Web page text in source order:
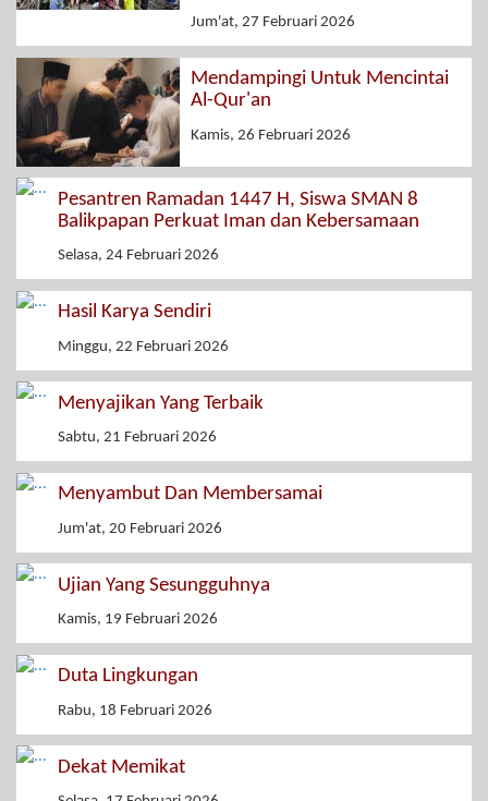
Jum'at, 27 Februari 2026
Mendampingi Untuk Mencintai
Al-Qur'an
Kamis, 26 Februari 2026
Pesantren Ramadan 1447 H, Siswa SMAN 8
Balikpapan Perkuat Iman dan Kebersamaan
Selasa, 24 Februari 2026
Hasil Karya Sendiri
Minggu, 22 Februari 2026
Menyajikan Yang Terbaik
Sabtu, 21 Februari 2026
Menyambut Dan Membersamai
Jum'at, 20 Februari 2026
Ujian Yang Sesungguhnya
Kamis, 19 Februari 2026
Duta Lingkungan
Rabu, 18 Februari 2026
Dekat Memikat